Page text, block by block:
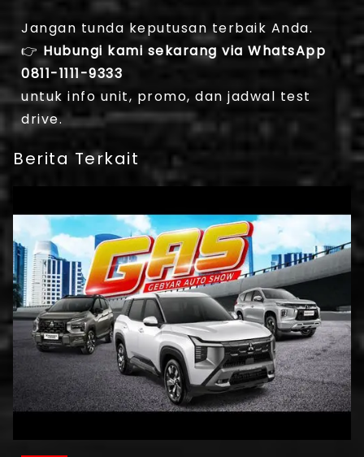
Jangan tunda keputusan terbaik Anda.
👉 Hubungi kami sekarang via WhatsApp
0811-1111-9333
untuk info unit, promo, dan jadwal test
drive.
Berita Terkait